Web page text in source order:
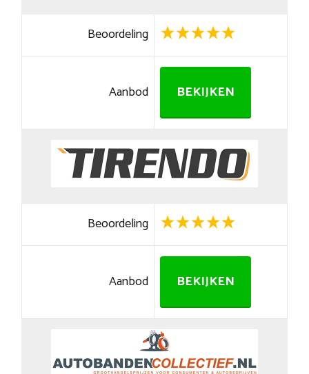
Beoordeling
Aanbod BEKIJKEN
Beoordeling
Aanbod BEKIJKEN